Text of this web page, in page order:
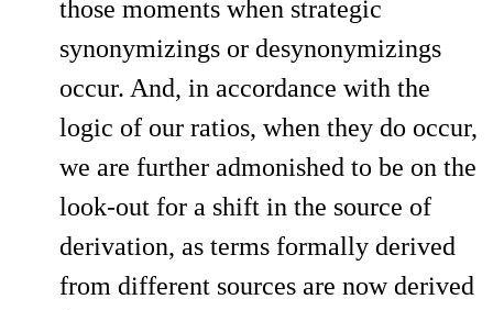
those moments when strategic
synonymizings or desynonymizings
occur. And, in accordance with the
logic of our ratios, when they do occur,
we are further admonished to be on the
look-out for a shift in the source of
derivation, as terms formally derived
from different sources are now derived